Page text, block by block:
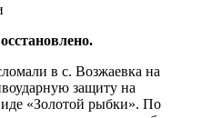
в с. Возжаевка на
защиту на
«Золотой рыбки». По